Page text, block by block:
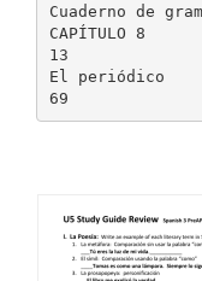
Cuaderno de
CAPÍTULO 8
13
El periódico